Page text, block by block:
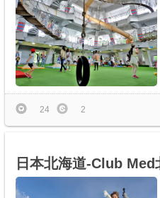
24 2
日本北海道-Club